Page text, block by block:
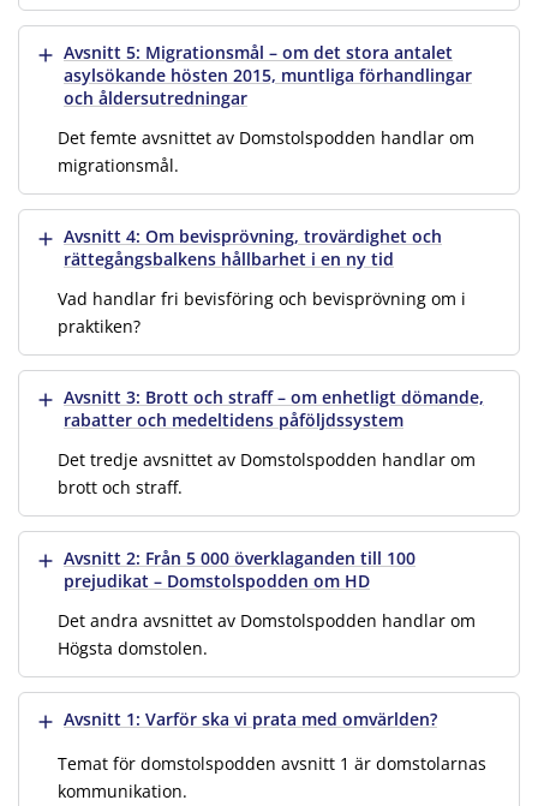
Visa merAvsnitt 5: Migrationsmål – om det stora antalet
asylsökande hösten 2015, muntliga förhandlingar
och åldersutredningar
Det femte avsnittet av Domstolspodden handlar om
migrationsmål.
Visa merAvsnitt 4: Om bevisprövning, trovärdighet och
rättegångsbalkens hållbarhet i en ny tid
Vad handlar fri bevisföring och bevisprövning om i
praktiken?
Visa merAvsnitt 3: Brott och straff – om enhetligt dömande,
rabatter och medeltidens påföljdssystem
Det tredje avsnittet av Domstolspodden handlar om
brott och straff.
Visa merAvsnitt 2: Från 5 000 överklaganden till 100
prejudikat – Domstolspodden om HD
Det andra avsnittet av Domstolspodden handlar om
Högsta domstolen.
Visa merAvsnitt 1: Varför ska vi prata med omvärlden?
Temat för domstolspodden avsnitt 1 är domstolarnas
kommunikation.